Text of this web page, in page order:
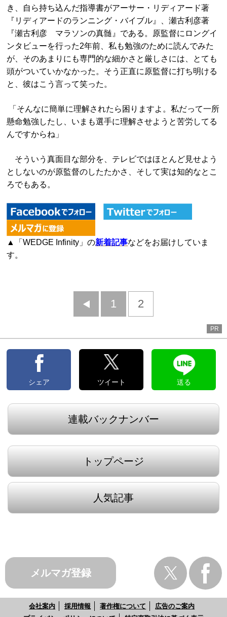
き、自ら持ち込んだ指導書がアーサー・リディアード著
『リディアードのランニング・バイブル』、瀬古利彦著
『瀬古利彦 マラソンの真髄』である。原監督にロングイ
ンタビューを行った2年前、私も勉強のために読んでみた
が、そのあまりにも専門的な細かさと厳しさには、とても
頭がついていかなかった。そう正直に原監督に打ち明ける
と、彼はこう言って笑った。
「そんなに簡単に理解されたら困りますよ。私だって一所
懸命勉強したし、いまも選手に理解させようと苦労してる
んですからね」
そういう真面目な部分を、テレビではほとんど見せよう
としないのが原監督のしたたかさ、そして実は知的なとこ
ろでもある。
▲「WEDGE Infinity」の新着記事などをお届けしていま
す。
前
1 2
PR
シェア ツイート 送る
連載バックナンバー
トップページ
人気記事
メルマガ登録
会社案内 採用情報 著作権について
広告のご案内